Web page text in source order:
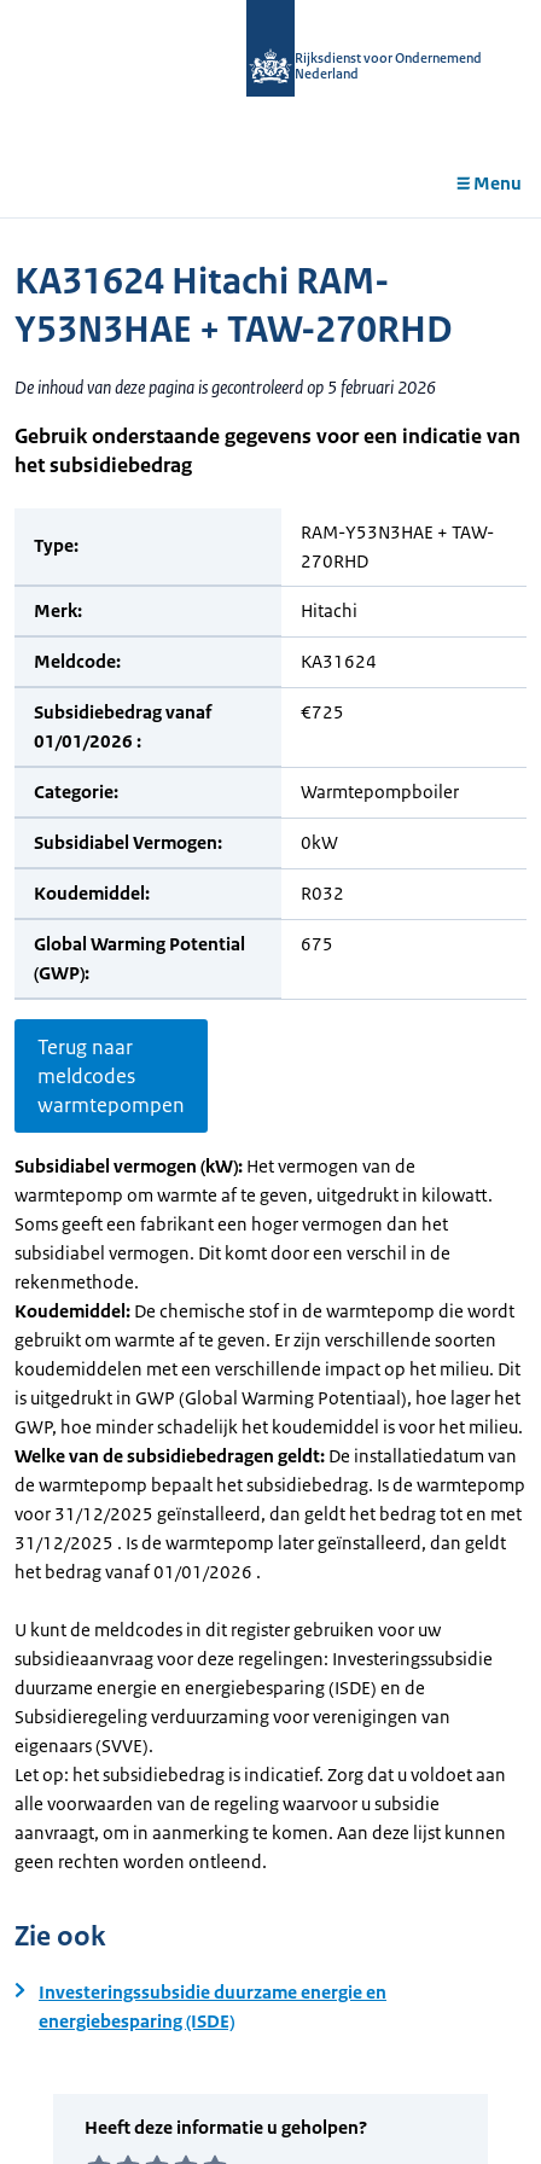
Rijksdienst voor Ondernemend
Nederland
Menu
KA31624 Hitachi RAM-
Y53N3HAE + TAW-270RHD
De inhoud van deze pagina is gecontroleerd op 5 februari 2026
Gebruik onderstaande gegevens voor een indicatie van
het subsidiebedrag
Type:
RAM-Y53N3HAE + TAW-
270RHD
Merk: Hitachi
Meldcode: KA31624
Subsidiebedrag vanaf
01/01/2026 :
€725
Categorie: Warmtepompboiler
Subsidiabel Vermogen: 0kW
Koudemiddel: R032
Global Warming Potential
(GWP):
675
Terug naar
meldcodes
warmtepompen
Subsidiabel vermogen (kW): Het vermogen van de
warmtepomp om warmte af te geven, uitgedrukt in kilowatt.
Soms geeft een fabrikant een hoger vermogen dan het
subsidiabel vermogen. Dit komt door een verschil in de
rekenmethode.
Koudemiddel: De chemische stof in de warmtepomp die wordt
gebruikt om warmte af te geven. Er zijn verschillende soorten
koudemiddelen met een verschillende impact op het milieu. Dit
is uitgedrukt in GWP (Global Warming Potentiaal), hoe lager het
GWP, hoe minder schadelijk het koudemiddel is voor het milieu.
Welke van de subsidiebedragen geldt: De installatiedatum van
de warmtepomp bepaalt het subsidiebedrag. Is de warmtepomp
voor 31/12/2025 geïnstalleerd, dan geldt het bedrag tot en met
31/12/2025 . Is de warmtepomp later geïnstalleerd, dan geldt
het bedrag vanaf 01/01/2026 .
U kunt de meldcodes in dit register gebruiken voor uw
subsidieaanvraag voor deze regelingen: Investeringssubsidie
duurzame energie en energiebesparing (ISDE) en de
Subsidieregeling verduurzaming voor verenigingen van
eigenaars (SVVE).
Let op: het subsidiebedrag is indicatief. Zorg dat u voldoet aan
alle voorwaarden van de regeling waarvoor u subsidie
aanvraagt, om in aanmerking te komen. Aan deze lijst kunnen
geen rechten worden ontleend.
Zie ook
Investeringssubsidie duurzame energie en
energiebesparing (ISDE)